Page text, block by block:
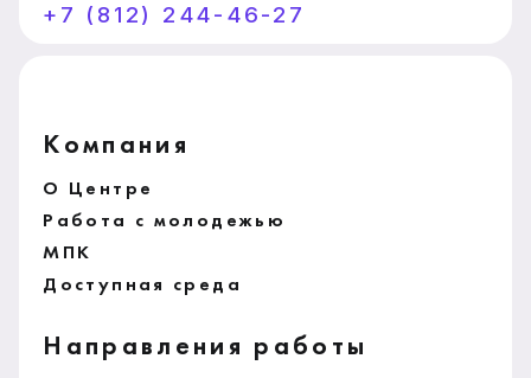
+7 (812) 244-46-27
Компания
О Центре
Работа с молодежью
МПК
Доступная среда
Направления работы